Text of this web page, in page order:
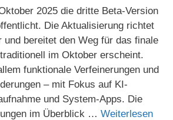
2025 die dritte Beta-Version
Die Aktualisierung richtet
bereitet den Weg für das finale
im Oktober erscheint.
funktionale Verfeinerungen und
– mit Fokus auf KI-
und System-Apps. Die
im Überblick … Weiterlesen